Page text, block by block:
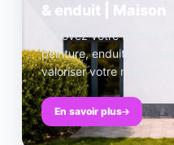
& enduit | Maison
Rénovez votre façade
peinture, enduit et
valoriser votre maison.
En savoir plus